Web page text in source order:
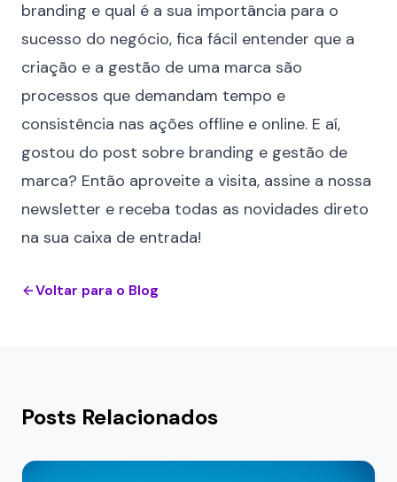
branding e qual é a sua importância para o
sucesso do negócio, fica fácil entender que a
criação e a gestão de uma marca são
processos que demandam tempo e
consistência nas ações offline e online. E aí,
gostou do post sobre branding e gestão de
marca? Então aproveite a visita, assine a nossa
newsletter e receba todas as novidades direto
na sua caixa de entrada!
Voltar para o Blog
Posts Relacionados